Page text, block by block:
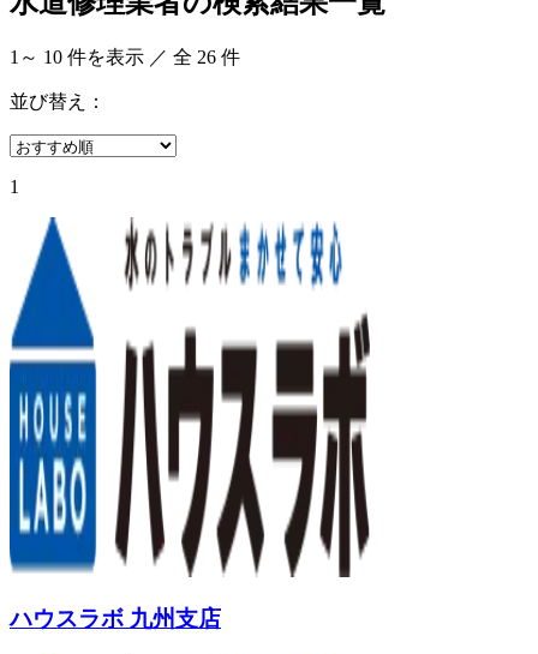
1 ～ 10 件を表示 ／ 全 26 件
並び替え：
1
ハウスラボ 九州支店